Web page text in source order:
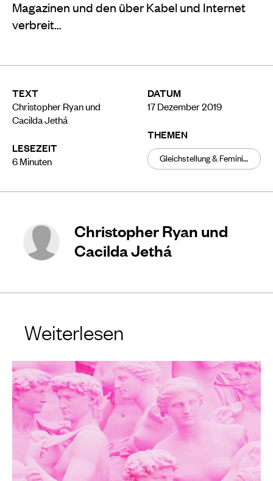
TEXT
Christopher Ryan und
Cacilda Jethá
LESEZEIT
6Minuten
DATUM
17 Dezember 2019
THEMEN
Gleichstellung & Feminismus
Magazinen und den über Kabel und Internet
verbreit…
Christopher Ryan und
Cacilda Jethá
Weiterlesen